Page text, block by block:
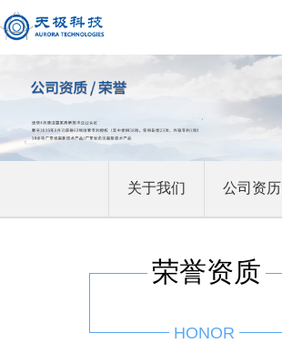
关于我们 公司资历
荣誉资质
HONOR